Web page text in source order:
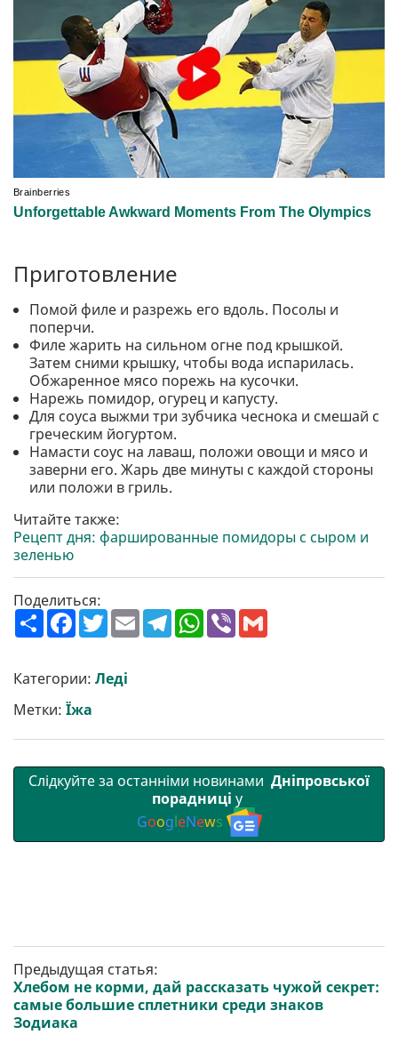
Приготовление
Помой филе и разрежь его вдоль. Посолы и
поперчи.
Филе жарить на сильном огне под крышкой.
Затем сними крышку, чтобы вода испарилась.
Обжаренное мясо порежь на кусочки.
Нарежь помидор, огурец и капусту.
Для соуса выжми три зубчика чеснока и смешай с
греческим йогуртом.
Намасти соус на лаваш, положи овощи и мясо и
заверни его. Жарь две минуты с каждой стороны
или положи в гриль.
Читайте также:
Рецепт дня: фаршированные помидоры с сыром и
зеленью
Поделиться:
П
о
р
и
т
и
F
a
b
o
o
k
T
w
t
e
E
m
T
e
W
h
V
Категории: Леді
Метки: Їжа
Слідкуйте за останніми новинами Дніпровської
порадниці у
GoogleNews
Предыдущая статья:
Хлебом не корми, дай рассказать чужой секрет:
самые большие сплетники среди знаков
Зодиака